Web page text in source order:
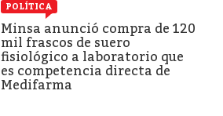
POLÍTICA
Minsa anunció compra de 120
mil frascos de suero
fisiológico a laboratorio que
es competencia directa de
Medifarma